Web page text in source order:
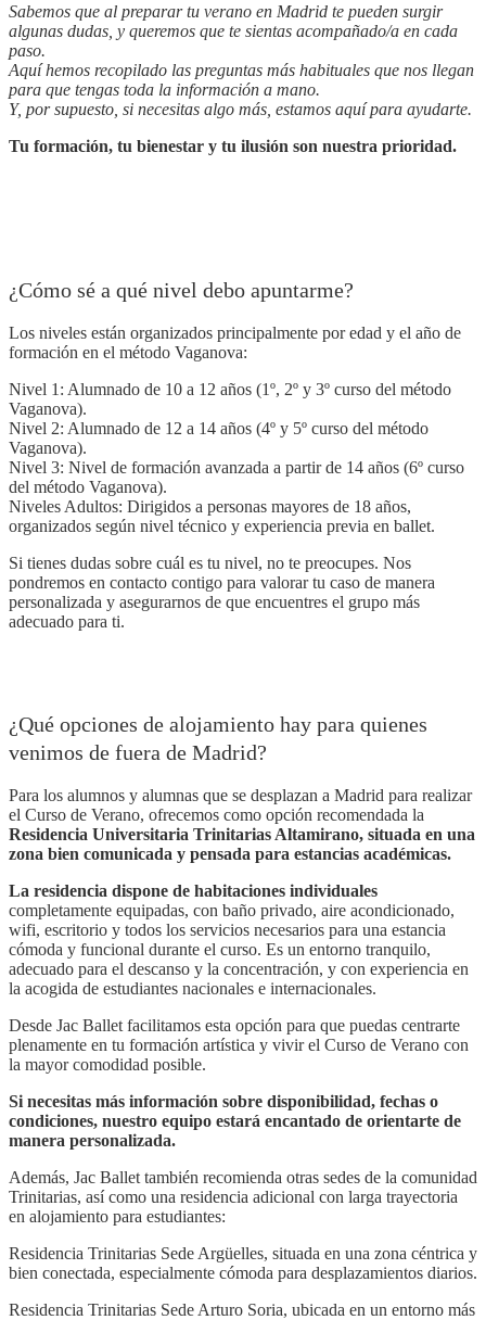
Sabemos que al preparar tu verano en Madrid te pueden surgir
algunas dudas, y queremos que te sientas acompañado/a en cada
paso.
Aquí hemos recopilado las preguntas más habituales que nos llegan
para que tengas toda la información a mano.
Y, por supuesto, si necesitas algo más, estamos aquí para ayudarte.
Tu formación, tu bienestar y tu ilusión son nuestra prioridad.
¿Cómo sé a qué nivel debo apuntarme?
Los niveles están organizados principalmente por edad y el año de
formación en el método Vaganova:
Nivel 1: Alumnado de 10 a 12 años (1º, 2º y 3º curso del método
Vaganova).
Nivel 2: Alumnado de 12 a 14 años (4º y 5º curso del método
Vaganova).
Nivel 3: Nivel de formación avanzada a partir de 14 años (6º curso
del método Vaganova).
Niveles Adultos: Dirigidos a personas mayores de 18 años,
organizados según nivel técnico y experiencia previa en ballet.
Si tienes dudas sobre cuál es tu nivel, no te preocupes. Nos
pondremos en contacto contigo para valorar tu caso de manera
personalizada y asegurarnos de que encuentres el grupo más
adecuado para ti.
¿Qué opciones de alojamiento hay para quienes
venimos de fuera de Madrid?
Para los alumnos y alumnas que se desplazan a Madrid para realizar
el Curso de Verano, ofrecemos como opción recomendada la
Residencia Universitaria Trinitarias Altamirano, situada en una
zona bien comunicada y pensada para estancias académicas.
La residencia dispone de habitaciones individuales
completamente equipadas, con baño privado, aire acondicionado,
wifi, escritorio y todos los servicios necesarios para una estancia
cómoda y funcional durante el curso. Es un entorno tranquilo,
adecuado para el descanso y la concentración, y con experiencia en
la acogida de estudiantes nacionales e internacionales.
Desde Jac Ballet facilitamos esta opción para que puedas centrarte
plenamente en tu formación artística y vivir el Curso de Verano con
la mayor comodidad posible.
Si necesitas más información sobre disponibilidad, fechas o
condiciones, nuestro equipo estará encantado de orientarte de
manera personalizada.
Además, Jac Ballet también recomienda otras sedes de la comunidad
Trinitarias, así como una residencia adicional con larga trayectoria
en alojamiento para estudiantes:
Residencia Trinitarias Sede Argüelles, situada en una zona céntrica y
bien conectada, especialmente cómoda para desplazamientos diarios.
Residencia Trinitarias Sede Arturo Soria, ubicada en un entorno más